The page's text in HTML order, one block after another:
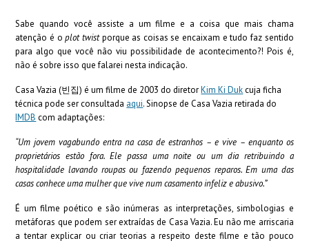
Sabe quando você assiste a um filme e a coisa que mais chama
atenção é oplot twistporque as coisas se encaixam e tudo faz sentido
para algo que você não viu possibilidade de acontecimento?! Pois é,
não é sobre isso que falarei nesta indicação.
Casa Vazia (빈집) é um filme de 2003 do diretorKim Ki Dukcuja ficha
técnica pode ser consultada aqui. Sinopse de Casa Vazia retirada do
IMDB com adaptações:
“Um jovem vagabundo entra na casa de estranhos – e vive – enquanto os
proprietários estão fora. Ele passa uma noite ou um dia retribuindo a
hospitalidade lavando roupas ou fazendo pequenos reparos. Em uma das
casas conhece uma mulher que vive num casamento infeliz e abusivo.”
É um filme poético e são inúmeras as interpretações, simbologias e
metáforas que podem ser extraídas de Casa Vazia. Eu não me arriscaria
a tentar explicar ou criar teorias a respeito deste filme e tão pouco